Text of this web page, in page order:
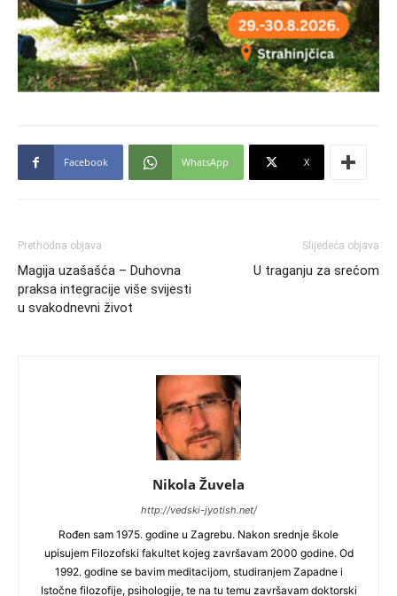
Facebook WhatsApp X
Prethodna objava
Magija uzašašća – Duhovna
praksa integracije više svijesti
u svakodnevni život
Slijedeća objava
U traganju za srećom
Nikola Žuvela
http://vedski-jyotish.net/
Rođen sam 1975. godine u Zagrebu. Nakon srednje škole
upisujem Filozofski fakultet kojeg završavam 2000 godine. Od
1992. godine se bavim meditacijom, studiranjem Zapadne i
Istočne filozofije, psihologije, te na tu temu završavam doktorski